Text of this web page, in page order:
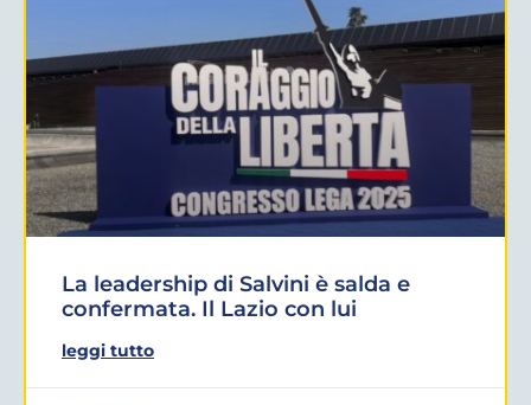
La leadership di Salvini è salda e
confermata. Il Lazio con lui
leggi tutto